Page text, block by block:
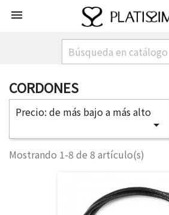

CORDONES
Precio: de más bajo a más alto

Mostrando 1-8 de 8 artículo(s)
Iniciar sesión
You need to be logged in to save
Cancelar